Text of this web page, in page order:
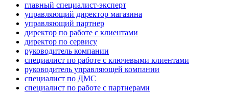
главный специалист-эксперт
управляющий директор магазина
управляющий партнер
директор по работе с клиентами
директор по сервису
руководитель компании
специалист по работе с ключевыми клиентами
руководитель управляющей компании
специалист по ДМС
специалист по работе с партнерами